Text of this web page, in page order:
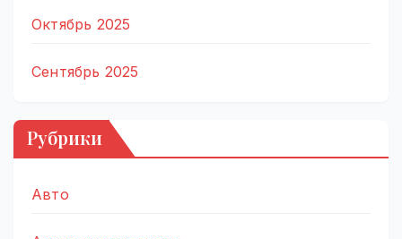
Октябрь 2025
Сентябрь 2025
Рубрики
Авто